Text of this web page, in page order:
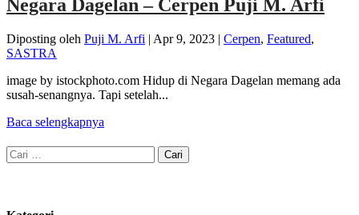
Negara Dagelan – Cerpen Puji M. Arfi
Diposting oleh Puji M. Arfi | Apr 9, 2023 | Cerpen, Featured,
SASTRA
image by istockphoto.com Hidup di Negara Dagelan memang ada
susah-senangnya. Tapi setelah...
Baca selengkapnya
Cari
untuk: